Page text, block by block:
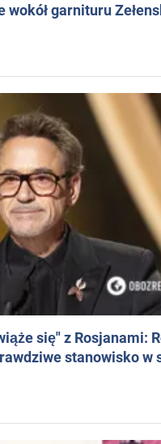
garnituru
się" z Rosjanami:
stanowisko w